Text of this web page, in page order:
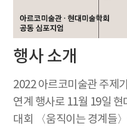
행사 소개
2022 아르코미술관 주제
연계 행사로 11월 19일
대회 〈움직이는 경계들